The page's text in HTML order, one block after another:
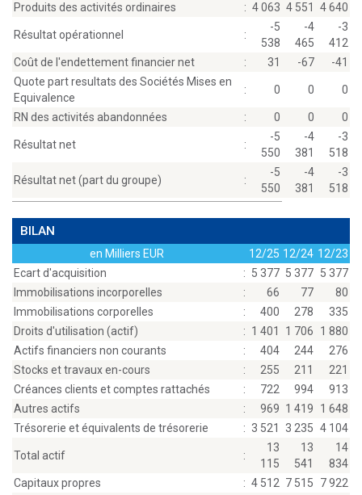
Produits des activités ordinaires
: 4 063 4 551 4 640
Résultat opérationnel :
-5
538
-4
465
-3
412
Coût de l'endettement financier net
: 31 -67
-41
Quote part resultats des Sociétés Mises en
Equivalence
: 0 0 0
RN des activités abandonnées : 0 0 0
Résultat net :
-5
550
-4
381
-3
518
Résultat net (part du groupe) :
-5
550
-4
381
-3
518
BILAN
en Milliers EUR 12/25 12/24 12/23
Ecart d'acquisition
: 5 377 5 377 5 377
Immobilisations incorporelles
: 66 77
80
Immobilisations corporelles
: 400 278
335
Droits d'utilisation (actif)
: 1 401 1 706
1 880
Actifs financiers non courants
: 404 244
276
Stocks et travaux en-cours
: 255 211
221
Créances clients et comptes rattachés
: 722 994
913
Autres actifs
: 969 1 419
1 648
Trésorerie et équivalents de trésorerie
: 3 521 3 235 4 104
Total actif :
13
115
13
541
14
834
Capitaux propres
: 4 512 7 515
7 922